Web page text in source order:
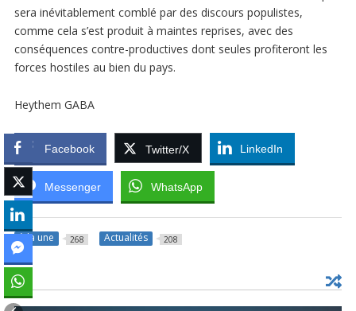
sera inévitablement comblé par des discours populistes,
comme cela s’est produit à maintes reprises, avec des
conséquences contre-productives dont seules profiteront les
forces hostiles au bien du pays.
Heythem GABA
Facebook Twitter/X LinkedIn
Messenger WhatsApp
à la une 268 Actualités 208